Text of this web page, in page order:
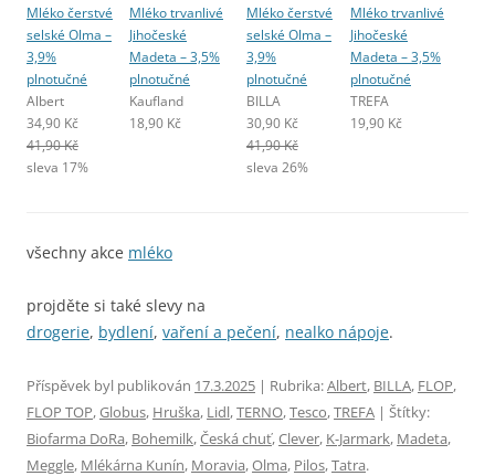
Mléko čerstvé
selské Olma –
3,9%
plnotučné
Albert
34,90 Kč
41,90 Kč
sleva 17%
Mléko trvanlivé
Jihočeské
Madeta – 3,5%
plnotučné
Kaufland
18,90 Kč
Mléko čerstvé
selské Olma –
3,9%
plnotučné
BILLA
30,90 Kč
41,90 Kč
sleva 26%
Mléko trvanlivé
Jihočeské
Madeta – 3,5%
plnotučné
TREFA
19,90 Kč
všechny akce mléko
projděte si také slevy na
drogerie, bydlení, vaření a pečení, nealko nápoje.
Příspěvek byl publikován 17.3.2025 | Rubrika:Albert, BILLA, FLOP,
FLOP TOP,Globus, Hruška, Lidl,TERNO,Tesco,TREFA | Štítky:
Biofarma DoRa, Bohemilk,Česká chuť,Clever, K-Jarmark, Madeta,
Meggle, Mlékárna Kunín, Moravia,Olma, Pilos,Tatra.